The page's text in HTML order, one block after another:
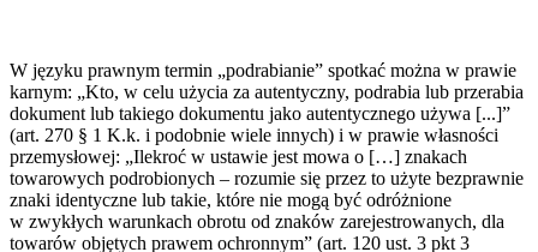
W języku prawnym termin „podrabianie” spotkać można w prawie
karnym: „Kto, w celu użycia za autentyczny, podrabia lub przerabia
dokument lub takiego dokumentu jako autentycznego używa [...]”
(art. 270 § 1 K.k. i podobnie wiele innych) i w prawie własności
przemysłowej: „Ilekroć w ustawie jest mowa o […] znakach
towarowych podrobionych – rozumie się przez to użyte bezprawnie
znaki identyczne lub takie, które nie mogą być odróżnione
w zwykłych warunkach obrotu od znaków zarejestrowanych, dla
towarów objętych prawem ochronnym” (art. 120 ust. 3 pkt 3